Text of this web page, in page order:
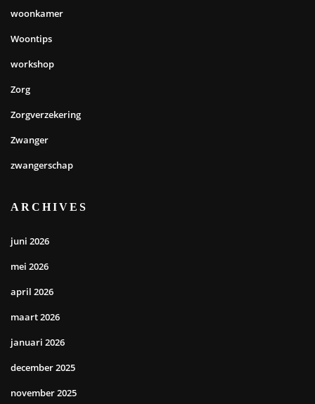
woonkamer
Woontips
workshop
Zorg
Zorgverzekering
Zwanger
zwangerschap
ARCHIVES
juni 2026
mei 2026
april 2026
maart 2026
januari 2026
december 2025
november 2025